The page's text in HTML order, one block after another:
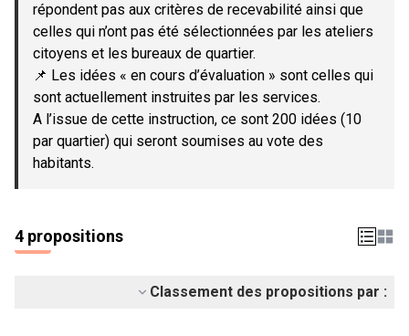
répondent pas aux critères de recevabilité ainsi que
celles qui n’ont pas été sélectionnées par les ateliers
citoyens et les bureaux de quartier.
📌 Les idées « en cours d’évaluation » sont celles qui
sont actuellement instruites par les services.
A l’issue de cette instruction, ce sont 200 idées (10
par quartier) qui seront soumises au vote des
habitants.
4 propositions
Classement des propositions par :